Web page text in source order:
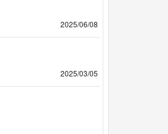
2025/06/08
2025/03/05